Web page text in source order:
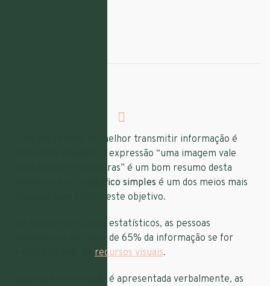
Uma das formas de melhor transmitir informação é
através da imagem. A expressão “uma imagem vale
mais do que mil palavras” é um bom resumo desta
infográfico simples é um dos meios mais
eficazes para atingir este objetivo.
De acordo com dados estatísticos, as pessoas
lembram-se de cerca de 65% da informação se for
recursos visuais.
Quando a informação é apresentada verbalmente, as